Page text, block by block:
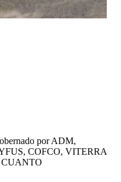
por ADM,
COFCO, VITERRA
CUANTO